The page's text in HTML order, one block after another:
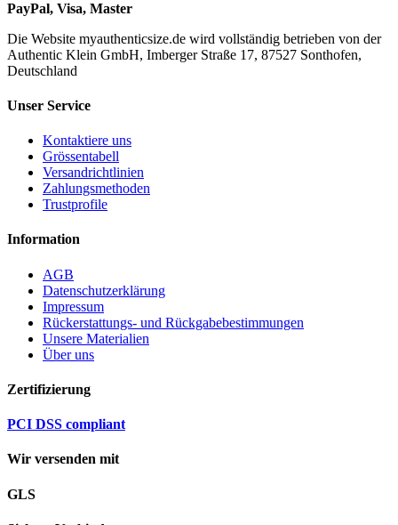
PayPal, Visa, Master
Die Website myauthenticsize.de wird vollständig betrieben von der
Authentic Klein GmbH, Imberger Straße 17, 87527 Sonthofen,
Deutschland
Unser Service
Kontaktiere uns
Grössentabell
Versandrichtlinien
Zahlungsmethoden
Trustprofile
Information
AGB
Datenschutzerklärung
Impressum
Rückerstattungs- und Rückgabebestimmungen
Unsere Materialien
Über uns
Zertifizierung
PCI DSS compliant
Wir versenden mit
GLS